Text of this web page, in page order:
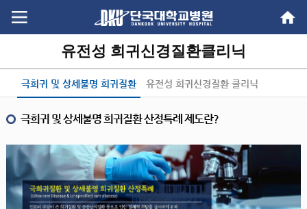
content
menu
유전성 희귀신경질환클리닉
극희귀 및 상세불명 희귀질환
이란?
유전성 희귀신경질환 클리닉
극희귀 및 상세불명 희귀질환 산정특례 제도란?